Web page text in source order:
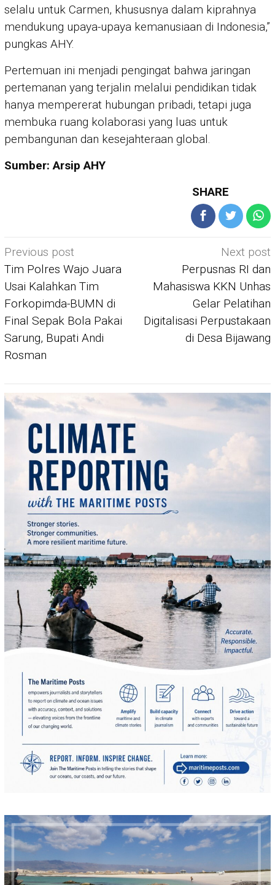
selalu untuk Carmen, khususnya dalam kiprahnya
mendukung upaya-upaya kemanusiaan di Indonesia,”
pungkas AHY.
Pertemuan ini menjadi pengingat bahwa jaringan
pertemanan yang terjalin melalui pendidikan tidak
hanya mempererat hubungan pribadi, tetapi juga
membuka ruang kolaborasi yang luas untuk
pembangunan dan kesejahteraan global.
Sumber: Arsip AHY
SHARE
Post
navigation
Previous post
Tim Polres Wajo Juara
Usai Kalahkan Tim
Forkopimda-BUMN di
Final Sepak Bola Pakai
Sarung, Bupati Andi
Rosman
Next post
Perpusnas RI dan
Mahasiswa KKN Unhas
Gelar Pelatihan
Digitalisasi Perpustakaan
di Desa Bijawang